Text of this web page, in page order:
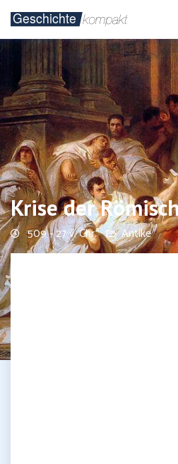
Krise der
509 - 27 v. Chr. Antike